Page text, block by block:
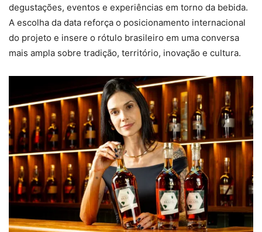
degustações, eventos e experiências em torno da bebida.
A escolha da data reforça o posicionamento internacional
do projeto e insere o rótulo brasileiro em uma conversa
mais ampla sobre tradição, território, inovação e cultura.